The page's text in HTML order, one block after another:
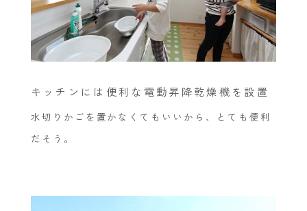
キッチンには便利な電動昇降乾燥機を設置
水切りかごを置かなくてもいいから、とても便利
だそう。